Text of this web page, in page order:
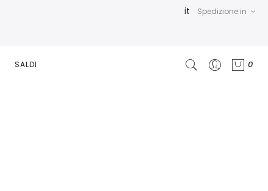
it Spedizione in
SALDI 0